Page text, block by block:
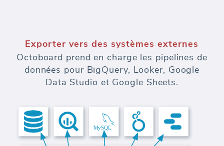
Exporter vers des systèmes externes
Octoboard prend en charge les pipelines de
données pour BigQuery, Looker, Google
Data Studio et Google Sheets.